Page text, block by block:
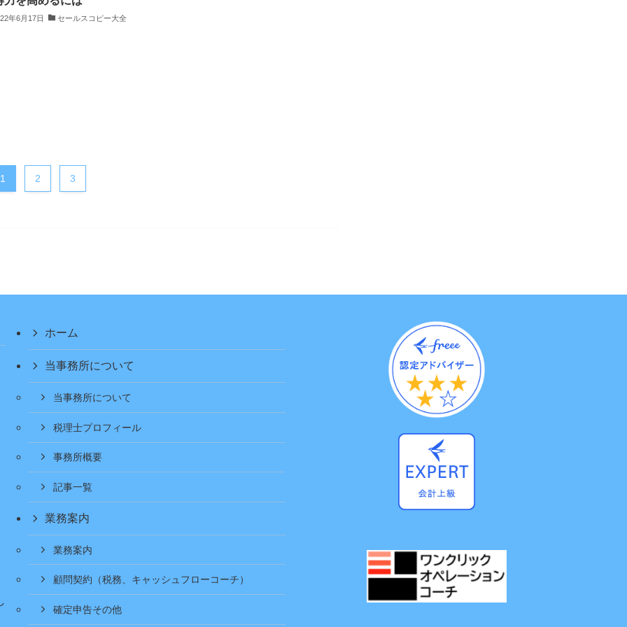
年6月17日 セールスコピー大全
1 2 3
ホーム
当事務所について
当事務所について
税理士プロフィール
事務所概要
記事一覧
業務案内
業務案内
顧問契約（税務、キャッシュフローコーチ）
確定申告その他